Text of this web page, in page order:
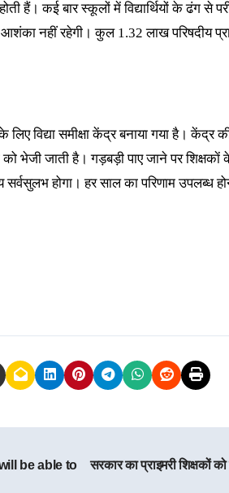
होती हैं। कई बार स्कूलों में विद्यार्थियों के ढंग
नहीं रहेगी। कुल 1.32 लाख परिषदीय
लिए विद्या समीक्षा केंद्र बनाया गया है।
को भेजी जाती है। गड़बड़ी पाए जाने पर
होगा। हर साल का परिणाम उपलब्ध
will be able to
सरकार का प्राइमरी शिक्षकों